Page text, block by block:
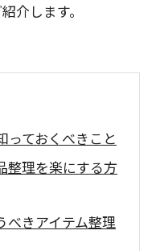
介します。
っておくべきこと
整理を楽にする方
べきアイテム整理